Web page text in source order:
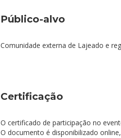
Público-alvo
Comunidade externa de Lajeado e
Certificação
O certificado de participação no
O documento é disponibilizado